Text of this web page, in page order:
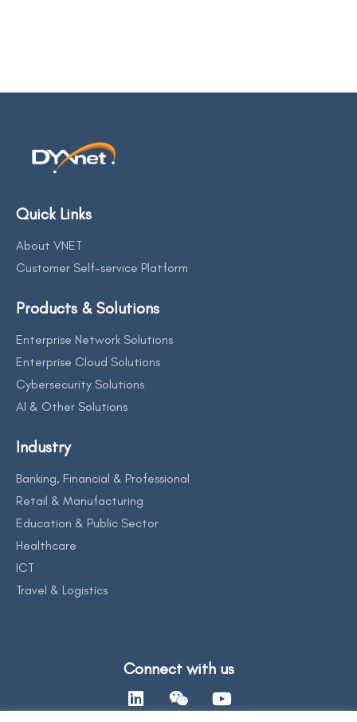
Quick Links
About VNET
Customer Self-service Platform
Products & Solutions
Enterprise Network Solutions
Enterprise Cloud Solutions
Cybersecurity Solutions
AI & Other Solutions
Industry
Banking, Financial & Professional
Retail & Manufacturing
Education & Public Sector
Healthcare
ICT
Travel & Logistics
Connect with us